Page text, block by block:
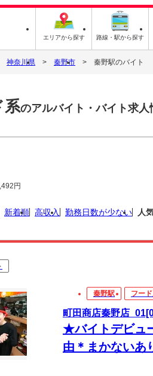
エリアから探す 路線・駅から探す
神奈川県 秦野市 秦野駅のバイト
系のアルバイト・バイト求人
円
新着順 高収入 勤務日数が少ない 人
秦野駅 フー
町田商店秦野店
★バイトデビュ
由＊まかないあ